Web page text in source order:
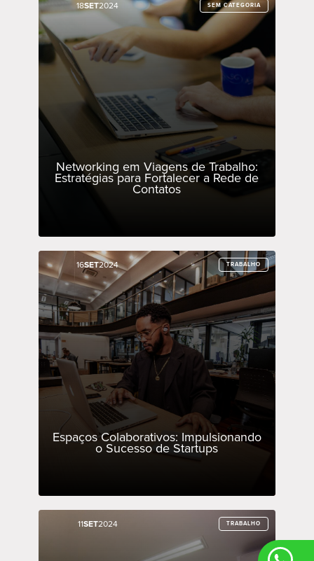
18SET2024 SEM CATEGORIA
Networking em Viagens de Trabalho:
Estratégias para Fortalecer a Rede de
Contatos
18SET2024 SEM CATEGORIA
16SET2024 TRABALHO
Espaços Colaborativos: Impulsionando
o Sucesso de Startups
16SET2024 TRABALHO
11SET2024 TRABALHO
11SET2024 TRABALHO